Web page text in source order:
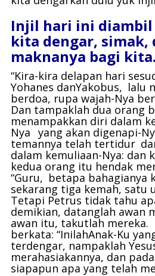
Injil hari ini diambil
kita dengar, simak,
maknanya bagi kita.
“Kira-kira delapan hari
Yohanes danYakobus, lalu
berdoa, rupa wajah-Nya
Dan tampaklah dua orang
menampakkan diri dalam
Nya yang akan digenapi-
temannya telah tertidur
dalam kemuliaan-Nya:
kedua orang itu hendak
“Guru, betapa bahagianya
sekarang tiga kemah, satu
Tetapi Petrus tidak tahu
demikian, datanglah awan
awan itu, takutlah mereka.
berkata: “InilahAnak-Ku
terdengar, nampaklah
merahasiakannya, dan
siapapun apa yang telah